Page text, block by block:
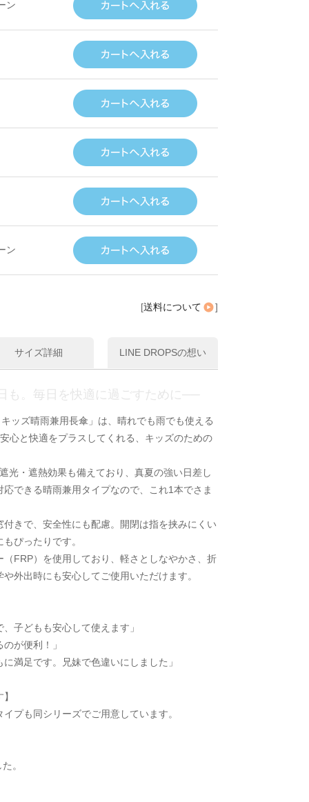
ン
ン
[送料について ]
サイズ詳細 LINE DROPSの想い
も。毎日を快適に過ごすために──
ッズ晴雨兼用長傘」は、晴れでも雨でも使える
心と快適をプラスしてくれる、キッズのための
光・遮熱効果も備えており、真夏の強い日差し
できる晴雨兼用タイプなので、これ1本でさま
きで、安全性にも配慮。開閉は指を挟みにくい
ぴったりです。
FRP）を使用しており、軽さとしなやかさ、折
外出時にも安心してご使用いただけます。
子どもも安心して使えます」
が便利！」
満足です。兄妹で色違いにしました」
プも同シリーズでご用意しています。
。